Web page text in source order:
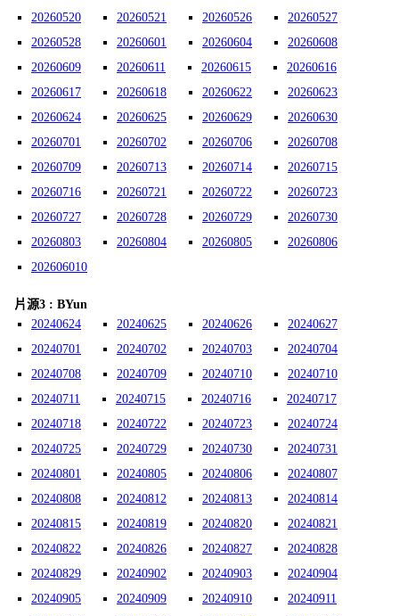
20260520 20260521 20260526
20260527
20260528
20260601 20260604
20260608
20260609
20260611 20260615
20260616
20260617
20260618 20260622
20260623
20260624
20260625 20260629
20260630
20260701
20260702 20260706
20260708
20260709
20260713 20260714
20260715
20260716
20260721 20260722
20260723
20260727
20260728 20260729
20260730
20260803
20260804 20260805
20260806
202606010
片源3 : BYun
20240624
20240625 20240626
20240627
20240701
20240702 20240703
20240704
20240708
20240709 20240710
20240710
20240711
20240715 20240716
20240717
20240718
20240722 20240723
20240724
20240725
20240729 20240730
20240731
20240801
20240805 20240806
20240807
20240808
20240812 20240813
20240814
20240815
20240819 20240820
20240821
20240822
20240826 20240827
20240828
20240829
20240902 20240903
20240904
20240905
20240909 20240910
20240911